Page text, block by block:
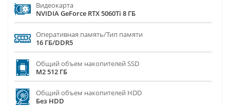
Видеокарта
NVIDIA GeForce RTX 5060Ti 8 ГБ
Оперативная память/Тип памяти
16 ГБ/DDR5
Общий объем накопителей SSD
M2 512 ГБ
Общий объем накопителей HDD
Без HDD